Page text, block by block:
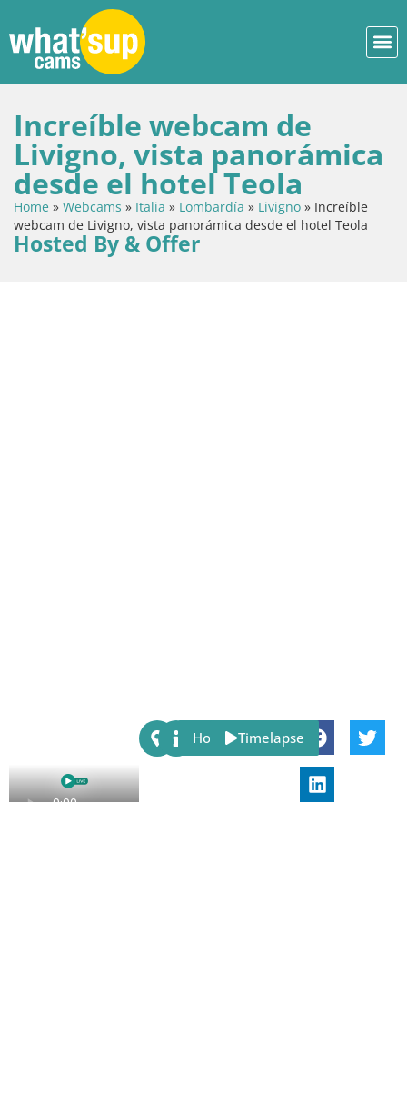
Increíble webcam de
Livigno, vista panorámica
desde el hotel Teola
Home » Webcams » Italia » Lombardía » Livigno » Increíble
webcam de Livigno, vista panorámica desde el hotel Teola
Hosted By & Offer
Share:
Host Timelapse